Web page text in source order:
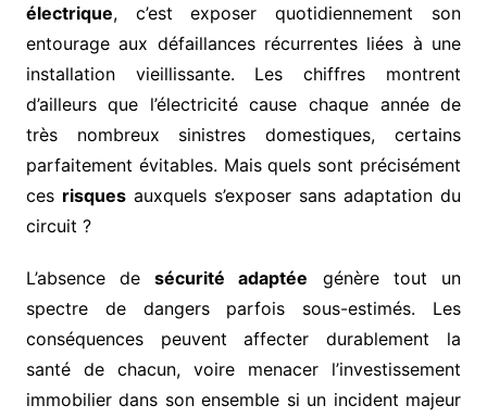
électrique, c’est exposer quotidiennement son
entourage aux défaillances récurrentes liées à une
installation vieillissante. Les chiffres montrent
d’ailleurs que l’électricité cause chaque année de
très nombreux sinistres domestiques, certains
parfaitement évitables. Mais quels sont précisément
ces risquesauxquels s’exposer sans adaptation du
circuit ?
L’absence desécurité adaptée génère tout un
spectre de dangers parfois sous-estimés. Les
conséquences peuvent affecter durablement la
santé de chacun, voire menacer l’investissement
immobilier dans son ensemble si un incident majeur